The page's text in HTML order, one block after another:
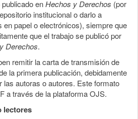
enHechos y Derechos (por
institucional o darlo a
papel o electrónicos), siempre que
que el trabajo se publicó por
Derechos.
remitir la carta de transmisión de
la primera publicación, debidamente
las autoras o autores. Este formato
a través de la plataforma OJS.
lectores